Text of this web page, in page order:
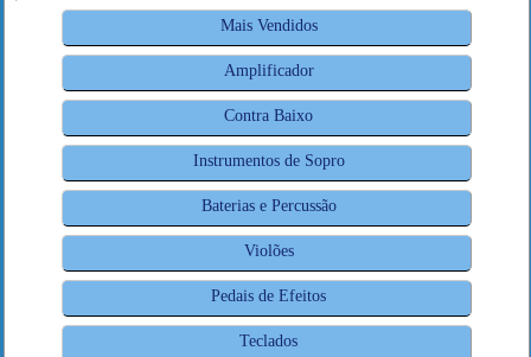
Mais Vendidos
Amplificador
Contra Baixo
Instrumentos de Sopro
Baterias e Percussão
Violões
Pedais de Efeitos
Teclados